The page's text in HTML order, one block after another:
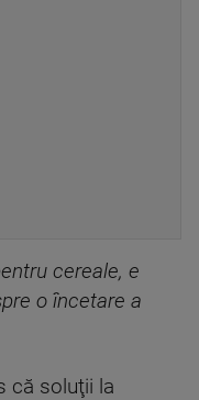
cereale, e
o încetare a
că soluţii la